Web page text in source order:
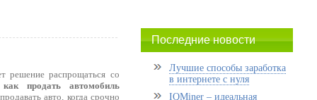
решение распрощаться со
как продать автомобиль
авто, когда срочно
Последние новости
Лучшие способы заработка
в интернете с нуля
IQMiner – идеальная